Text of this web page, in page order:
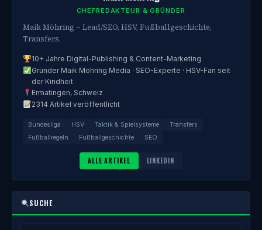
CHEFREDAKTEUR & GRÜNDER
Maik Möhring – Lead/SEO, HSV, Fußballgeschichte,
Transfers.
10+ Jahre Digital-Publishing & Content-Marketing
Gründer Maik Möhring Media · SEO-Experte · HSV-Fan seit
der Kindheit
Ermatingen, Schweiz
2314 Artikel veröffentlicht
Bundesliga HSV Taktik & Spielsysteme
Transfers
Fußballregeln
Fußballgeschichte SEO
ALLE ARTIKEL LINKEDIN
SUCHE